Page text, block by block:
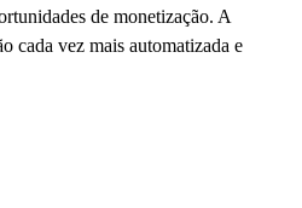
de monetização. A
cada vez mais automatizada e